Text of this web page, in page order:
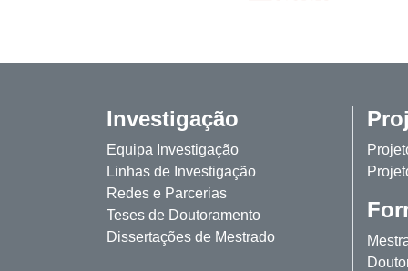
Investigação
Equipa Investigação
Linhas de Investigação
Redes e Parcerias
Teses de Doutoramento
Dissertações de Mestrado